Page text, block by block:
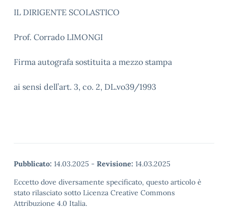
IL DIRIGENTE SCOLASTICO
Prof. Corrado LIMONGI
Firma autografa sostituita a mezzo stampa
ai sensi dell’art. 3, co. 2, DL.vo39/1993
Pubblicato: 14.03.2025 - Revisione: 14.03.2025
Eccetto dove diversamente specificato, questo articolo è
stato rilasciato sotto Licenza Creative Commons
Attribuzione 4.0 Italia.